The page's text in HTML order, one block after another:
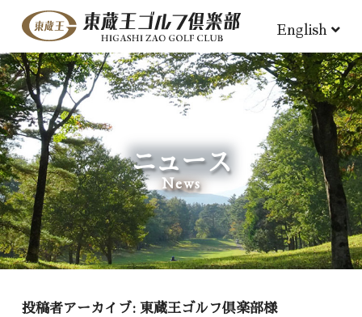
English
ニュース
News
投稿者アーカイブ: 東蔵王ゴルフ倶楽部様